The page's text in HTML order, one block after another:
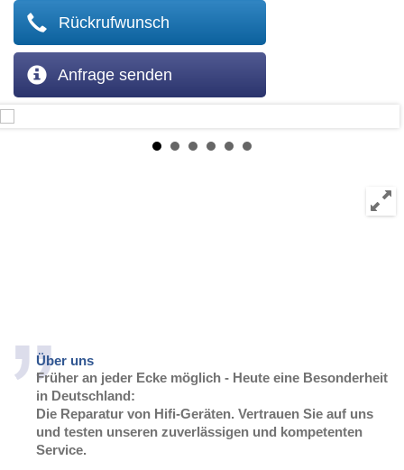
Rückrufwunsch
Anfrage senden
Über uns
Früher an jeder Ecke möglich - Heute eine Besonderheit
in Deutschland:
Die Reparatur von Hifi-Geräten. Vertrauen Sie auf uns
und testen unseren zuverlässigen und kompetenten
Service.